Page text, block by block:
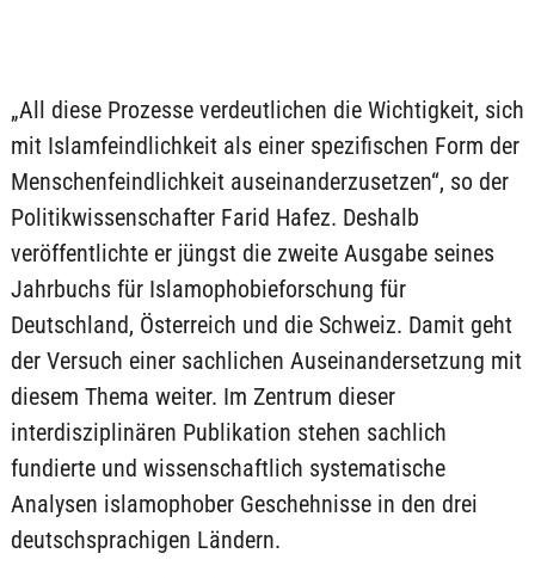
„All diese Prozesse verdeutlichen die Wichtigkeit, sich
mit Islamfeindlichkeit als einer spezifischen Form der
Menschenfeindlichkeit auseinanderzusetzen“, so der
Politikwissenschafter Farid Hafez. Deshalb
veröffentlichte er jüngst die zweite Ausgabe seines
Jahrbuchs für Islamophobieforschung für
Deutschland, Österreich und die Schweiz. Damit geht
der Versuch einer sachlichen Auseinandersetzung mit
diesem Thema weiter. Im Zentrum dieser
interdisziplinären Publikation stehen sachlich
fundierte und wissenschaftlich systematische
Analysen islamophober Geschehnisse in den drei
deutschsprachigen Ländern.